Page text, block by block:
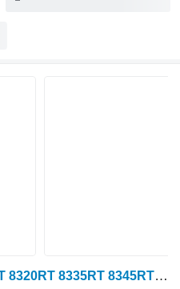
John Deere 8RT 25'' 8310RT 8320RT 8335RT 8345RT 8360RT 8370RT R545856 gumijas kāpurķēde paredzēts John Deere 8RT 25'' 8310RT 8320RT 8335RT 8345RT 8360RT 8370RT kāpurķēžu traktora